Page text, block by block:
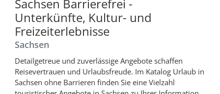
Sachsen Barrierefrei -
Unterkünfte, Kultur- und
Freizeiterlebnisse
Sachsen
Detailgetreue und zuverlässige Angebote schaffen
Reisevertrauen und Urlaubsfreude. Im Katalog Urlaub in
Sachsen ohne Barrieren finden Sie eine Vielzahl